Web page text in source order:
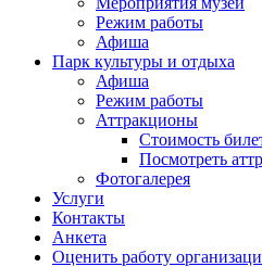
Режим работы
Афиша
Парк культуры и отдыха
Афиша
Режим работы
Аттракционы
Стоимость
Посмотреть
Фотогалерея
Услуги
Контакты
Анкета
Оценить работу